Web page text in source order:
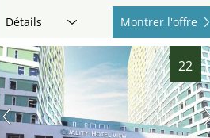
Détails Montrer l'offre
22